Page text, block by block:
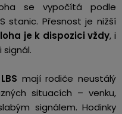
se vypočítá podle
stanic. Přesnost je nižší
je k dispozici vždy, i
signál.
mají rodiče neustálý
situacích – venku,
signálem. Hodinky